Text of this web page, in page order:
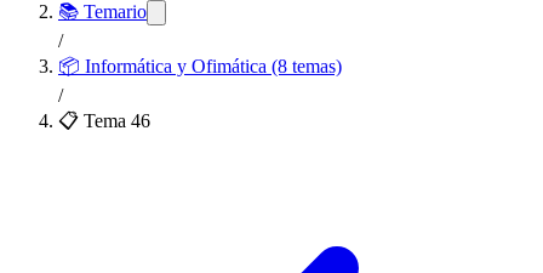
📚 Temario
/
📦 Informática y Ofimática (8 temas)
/
📋 Tema 46